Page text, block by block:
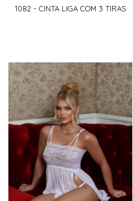
1082 - CINTA LIGA COM 3 TIRAS